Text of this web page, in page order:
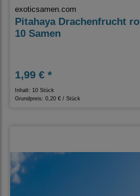
exoticsamen.com
Pitahaya Drachenfrucht
10 Samen
1,99 € *
Inhalt: 10 Stück
Grundpreis: 0,20 € / Stück